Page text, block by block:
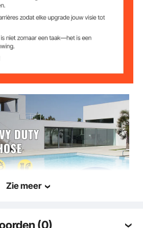
60 psi
-15°C tot 65°C
19,2 kg
Zie meer
(0)